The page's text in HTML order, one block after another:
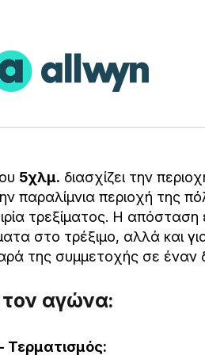
5χλμ. διασχίζει την
παραλίμνια περιοχή της
τρεξίματος. Η απόσταση
στο τρέξιμο, αλλά και
της συμμετοχής σε έναν
τον αγώνα:
Τερματισμός: